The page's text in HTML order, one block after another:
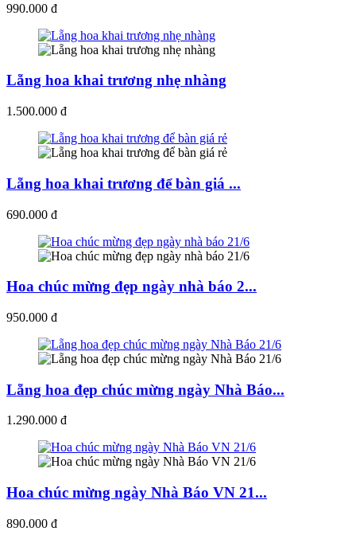
990.000 đ
Lẵng hoa khai trương nhẹ nhàng
1.500.000 đ
Lẵng hoa khai trương để bàn giá ...
690.000 đ
Hoa chúc mừng đẹp ngày nhà báo 2...
950.000 đ
Lẵng hoa đẹp chúc mừng ngày Nhà Báo...
1.290.000 đ
Hoa chúc mừng ngày Nhà Báo VN 21...
890.000 đ